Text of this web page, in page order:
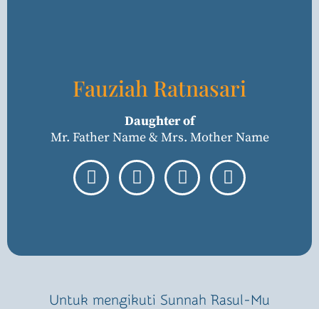
Fauziah Ratnasari
Daughter of
Mr. Father Name & Mrs. Mother Name
Untuk mengikuti Sunnah Rasul-Mu